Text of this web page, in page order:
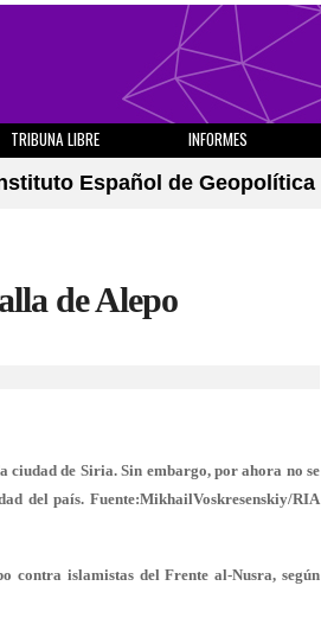
TRIBUNA LIBRE INFORMES
Español de Geopolítica
de Alepo
de Siria. Sin embargo, por ahora no se
del país. Fuente:MikhailVoskresenskiy/RIA
contra islamistas del Frente al-Nusra, según